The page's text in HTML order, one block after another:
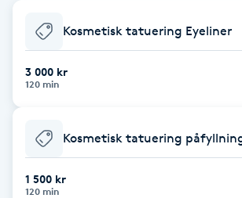
Babylights
Balayage
Barber
Kosmetisk tatuering Eyeliner
3 000 kr
120 min
Kosmetisk tatuering
1 500 kr
120 min